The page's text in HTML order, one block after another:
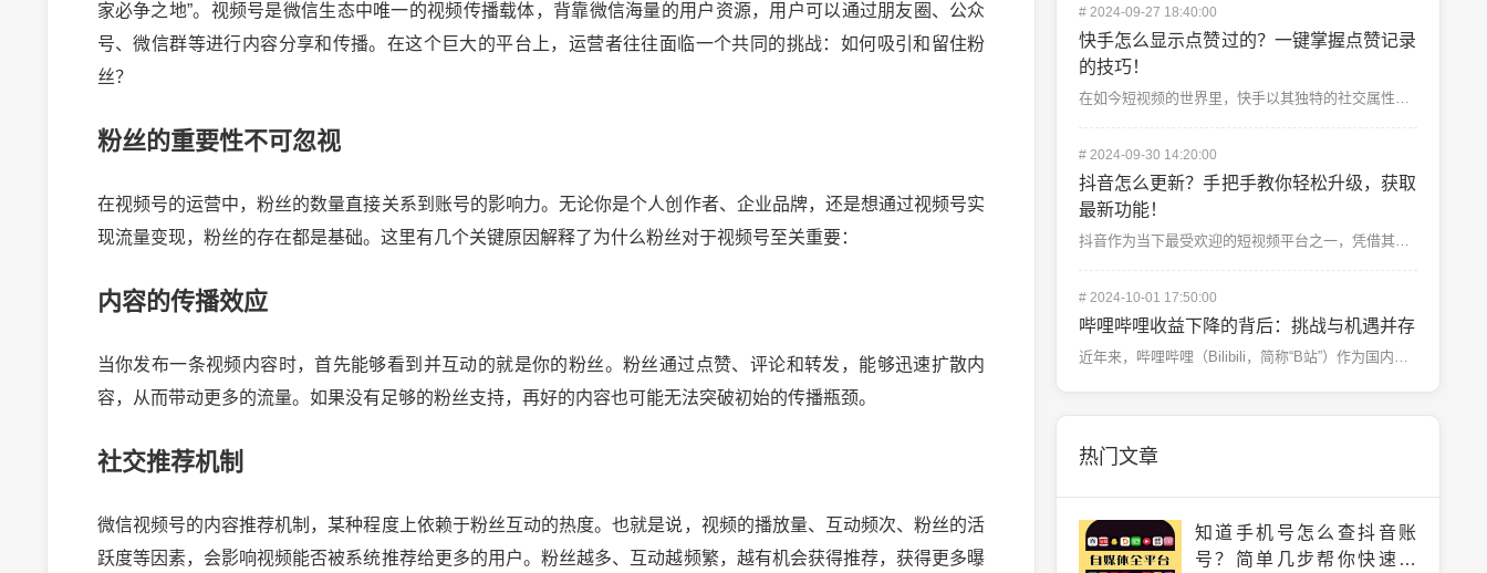
家必争之地”。视频号是微信生态中唯一的视频传播载体，背靠微信海量的用户资源，用户可以通过朋友圈、公众
号、微信群等进行内容分享和传播。在这个巨大的平台上，运营者往往面临一个共同的挑战：如何吸引和留住粉
丝？
粉丝的重要性不可忽视
在视频号的运营中，粉丝的数量直接关系到账号的影响力。无论你是个人创作者、企业品牌，还是想通过视频号实
现流量变现，粉丝的存在都是基础。这里有几个关键原因解释了为什么粉丝对于视频号至关重要：
内容的传播效应
当你发布一条视频内容时，首先能够看到并互动的就是你的粉丝。粉丝通过点赞、评论和转发，能够迅速扩散内
容，从而带动更多的流量。如果没有足够的粉丝支持，再好的内容也可能无法突破初始的传播瓶颈。
社交推荐机制
微信视频号的内容推荐机制，某种程度上依赖于粉丝互动的热度。也就是说，视频的播放量、互动频次、粉丝的活
跃度等因素，会影响视频能否被系统推荐给更多的用户。粉丝越多、互动越频繁，越有机会获得推荐，获得更多曝
#2024-09-27 18:40:00
快手怎么显示点赞过的？一键掌握点赞记录
的技巧！
在如今短视频的世界里，快手以其独特的社交属性和丰富的内容赢得了众多用户的青睐。在使用快手时，我们常常...
#2024-09-30 14:20:00
抖音怎么更新？手把手教你轻松升级，获取
最新功能！
抖音作为当下最受欢迎的短视频平台之一，凭借其丰富的内容和智能的推荐算法，让用户们每天都能发现无数精彩...
#2024-10-01 17:50:00
哔哩哔哩收益下降的背后：挑战与机遇并存
近年来，哔哩哔哩（Bilibili，简称“B站”）作为国内领先的二次元社区平台，一直在年轻群体中拥有...
热门文章
知道手机号怎么查抖音账
号？简单几步帮你快速找